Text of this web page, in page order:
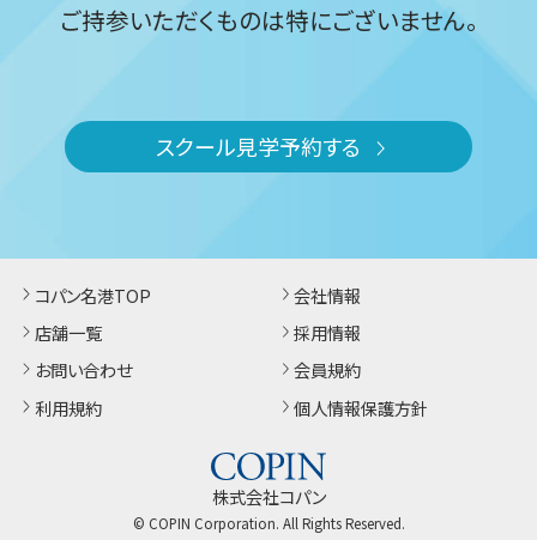
ご持参いただくものは特にございません。
スクール見学予約する
コパン名港TOP
店舗一覧
お問い合わせ
利用規約
会社情報
採用情報
会員規約
個人情報保護方針
株式会社コパン
© COPIN Corporation. All Rights Reserved.